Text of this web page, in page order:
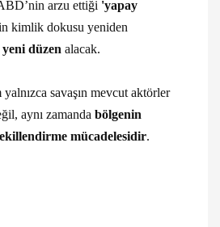
arzu ettiği 'yapay
kimlik dokusu yeniden
yeni düzen alacak.
savaşın mevcut aktörler
aynı zamanda bölgenin
mücadelesidir.